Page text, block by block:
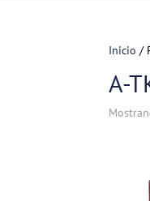
Inicio /
A-